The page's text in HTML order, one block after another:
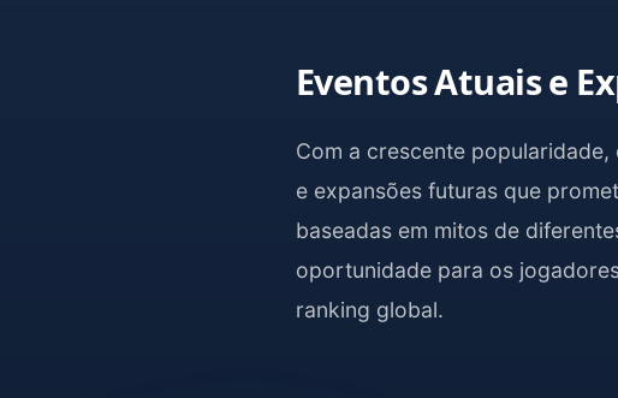
Eventos Atuais e
Com a crescente
e expansões futuras que
baseadas em mitos de
oportunidade para os
ranking global.